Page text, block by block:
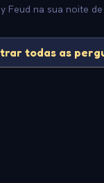
Feud na sua noite
todas as